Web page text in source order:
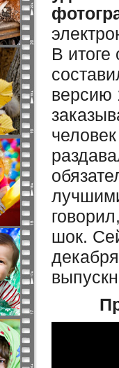
В итоге
версию
шок.